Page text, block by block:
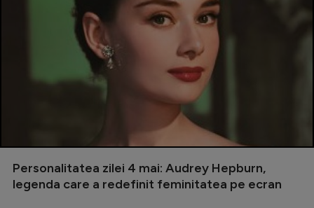
Personalitatea zilei 4 mai: Audrey Hepburn,
legenda care a redefinit feminitatea pe ecran